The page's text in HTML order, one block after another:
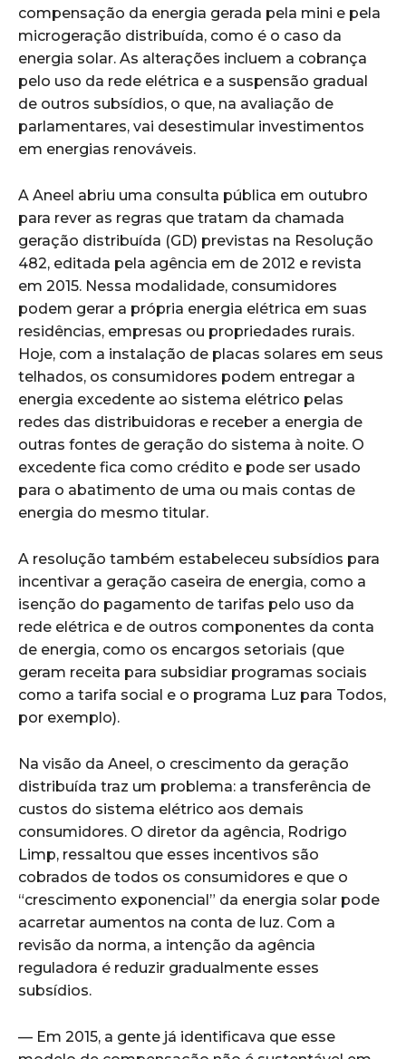
compensação da energia gerada pela mini e pela
microgeração distribuída, como é o caso da
energia solar. As alterações incluem a cobrança
pelo uso da rede elétrica e a suspensão gradual
de outros subsídios, o que, na avaliação de
parlamentares, vai desestimular investimentos
em energias renováveis.
A Aneel abriu uma consulta pública em outubro
para rever as regras que tratam da chamada
geração distribuída (GD) previstas na Resolução
482, editada pela agência em de 2012 e revista
em 2015. Nessa modalidade, consumidores
podem gerar a própria energia elétrica em suas
residências, empresas ou propriedades rurais.
Hoje, com a instalação de placas solares em seus
telhados, os consumidores podem entregar a
energia excedente ao sistema elétrico pelas
redes das distribuidoras e receber a energia de
outras fontes de geração do sistema à noite. O
excedente fica como crédito e pode ser usado
para o abatimento de uma ou mais contas de
energia do mesmo titular.
A resolução também estabeleceu subsídios para
incentivar a geração caseira de energia, como a
isenção do pagamento de tarifas pelo uso da
rede elétrica e de outros componentes da conta
de energia, como os encargos setoriais (que
geram receita para subsidiar programas sociais
como a tarifa social e o programa Luz para Todos,
por exemplo).
Na visão da Aneel, o crescimento da geração
distribuída traz um problema: a transferência de
custos do sistema elétrico aos demais
consumidores. O diretor da agência, Rodrigo
Limp, ressaltou que esses incentivos são
cobrados de todos os consumidores e que o
“crescimento exponencial” da energia solar pode
acarretar aumentos na conta de luz. Com a
revisão da norma, a intenção da agência
reguladora é reduzir gradualmente esses
subsídios.
— Em 2015, a gente já identificava que esse